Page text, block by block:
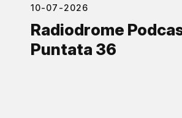
10-07-2026
Radiodrome
Puntata 36